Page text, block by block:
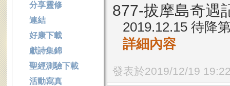
877-拔摩島奇遇
2019.12.15 待降
詳細內容
發表於2019/12/19
分享靈修
連結
好康下載
獻詩集錦
聖經測驗下載
活動寫真